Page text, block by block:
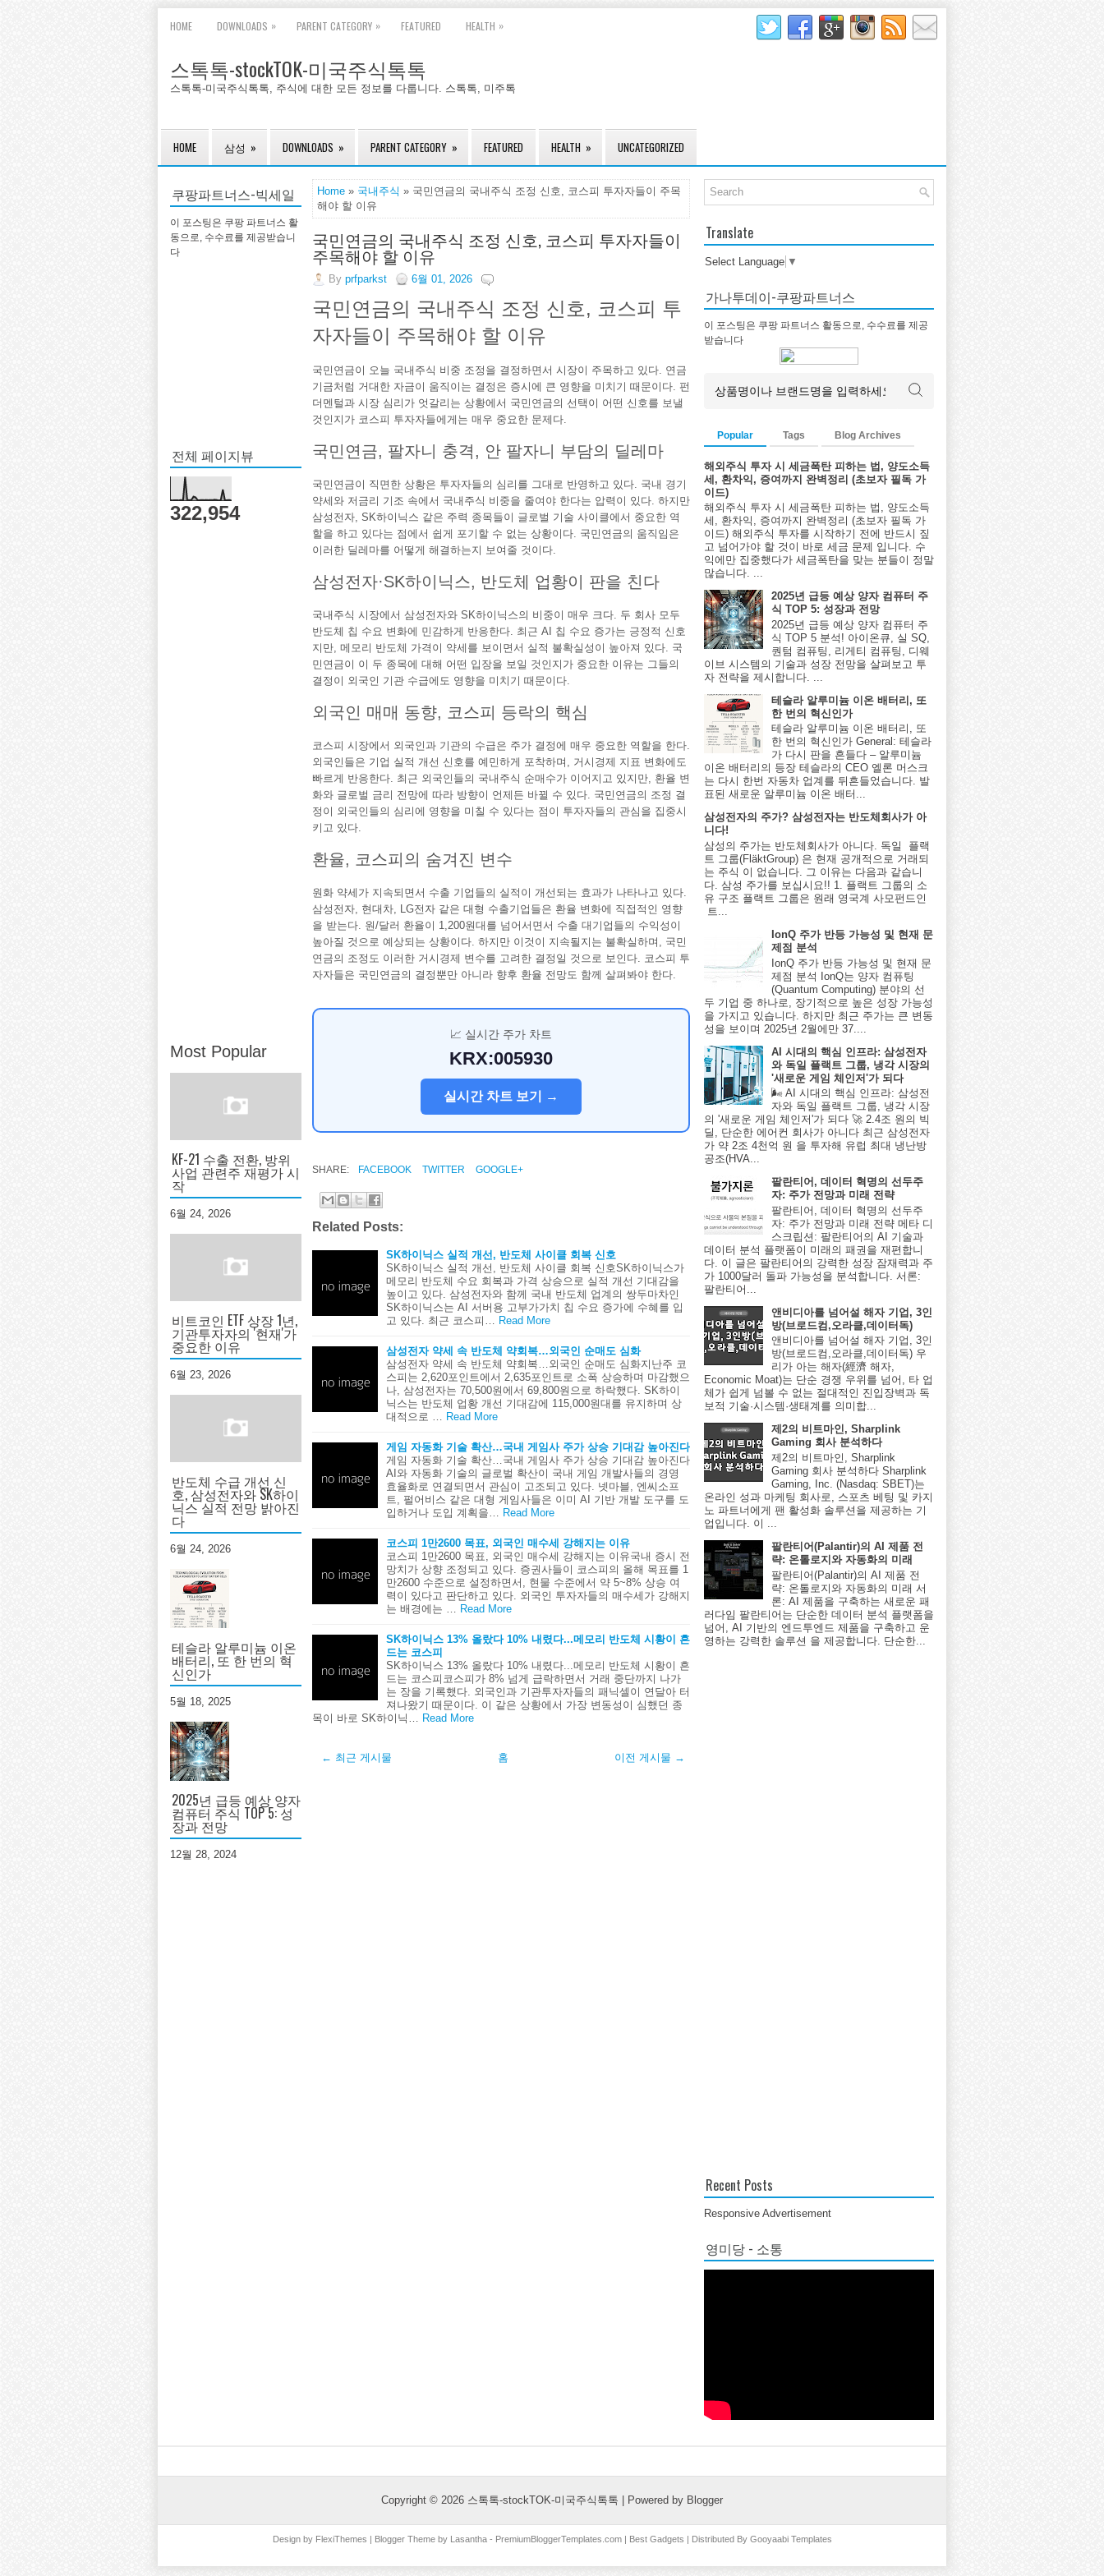
HOME DOWNLOADS » PARENT CATEGORY » FEATURED HEALTH »
스톡톡-stockTOK-미국주식톡톡
스톡톡-미국주식톡톡, 주식에 대한 모든 정보를 다룹니다. 스톡톡, 미주톡
HOME 삼성 » DOWNLOADS » PARENT CATEGORY » FEATURED HEALTH » UNCATEGORIZED
쿠팡파트너스-빅세일
이 포스팅은 쿠팡 파트너스 활
동으로, 수수료를 제공받습니
다
전체 페이지뷰
322,954
Most Popular
KF-21 수출 전환, 방위
사업 관련주 재평가 시
작
6월 24, 2026
비트코인 ETF 상장 1년,
기관투자자의 '현재'가
중요한 이유
6월 23, 2026
반도체 수급 개선 신
호, 삼성전자와 SK하이
닉스 실적 전망 밝아진
다
6월 24, 2026
테슬라 알루미늄 이온
배터리, 또 한 번의 혁
신인가
5월 18, 2025
2025년 급등 예상 양자
컴퓨터 주식 TOP 5: 성
장과 전망
12월 28, 2024
Home » 국내주식 » 국민연금의 국내주식 조정 신호, 코스피 투자자들이 주목
해야 할 이유
국민연금의 국내주식 조정 신호, 코스피 투자자들이
주목해야 할 이유
By prfparkst 6월 01, 2026
국민연금의 국내주식 조정 신호, 코스피 투
자자들이 주목해야 할 이유
국민연금이 오늘 국내주식 비중 조정을 결정하면서 시장이 주목하고 있다. 연금
기금처럼 거대한 자금이 움직이는 결정은 증시에 큰 영향을 미치기 때문이다. 펀
더멘털과 시장 심리가 엇갈리는 상황에서 국민연금의 선택이 어떤 신호를 보낼
것인지가 코스피 투자자들에게는 매우 중요한 문제다.
국민연금, 팔자니 충격, 안 팔자니 부담의 딜레마
국민연금이 직면한 상황은 투자자들의 심리를 그대로 반영하고 있다. 국내 경기
약세와 저금리 기조 속에서 국내주식 비중을 줄여야 한다는 압력이 있다. 하지만
삼성전자, SK하이닉스 같은 주력 종목들이 글로벌 기술 사이클에서 중요한 역
할을 하고 있다는 점에서 쉽게 포기할 수 없는 상황이다. 국민연금의 움직임은
이러한 딜레마를 어떻게 해결하는지 보여줄 것이다.
삼성전자·SK하이닉스, 반도체 업황이 판을 친다
국내주식 시장에서 삼성전자와 SK하이닉스의 비중이 매우 크다. 두 회사 모두
반도체 칩 수요 변화에 민감하게 반응한다. 최근 AI 칩 수요 증가는 긍정적 신호
지만, 메모리 반도체 가격이 약세를 보이면서 실적 불확실성이 높아져 있다. 국
민연금이 이 두 종목에 대해 어떤 입장을 보일 것인지가 중요한 이유는 그들의
결정이 외국인 기관 수급에도 영향을 미치기 때문이다.
외국인 매매 동향, 코스피 등락의 핵심
코스피 시장에서 외국인과 기관의 수급은 주가 결정에 매우 중요한 역할을 한다.
외국인들은 기업 실적 개선 신호를 예민하게 포착하며, 거시경제 지표 변화에도
빠르게 반응한다. 최근 외국인들의 국내주식 순매수가 이어지고 있지만, 환율 변
화와 글로벌 금리 전망에 따라 방향이 언제든 바뀔 수 있다. 국민연금의 조정 결
정이 외국인들의 심리에 영향을 미칠 수 있다는 점이 투자자들의 관심을 집중시
키고 있다.
환율, 코스피의 숨겨진 변수
원화 약세가 지속되면서 수출 기업들의 실적이 개선되는 효과가 나타나고 있다.
삼성전자, 현대차, LG전자 같은 대형 수출기업들은 환율 변화에 직접적인 영향
을 받는다. 원/달러 환율이 1,200원대를 넘어서면서 수출 대기업들의 수익성이
높아질 것으로 예상되는 상황이다. 하지만 이것이 지속될지는 불확실하며, 국민
연금의 조정도 이러한 거시경제 변수를 고려한 결정일 것으로 보인다. 코스피 투
자자들은 국민연금의 결정뿐만 아니라 향후 환율 전망도 함께 살펴봐야 한다.
📈 실시간 주가 차트
KRX:005930
실시간 차트 보기 →
SHARE: FACEBOOK TWITTER GOOGLE+
Related Posts:
SK하이닉스 실적 개선, 반도체 사이클 회복 신호
SK하이닉스 실적 개선, 반도체 사이클 회복 신호SK하이닉스가
메모리 반도체 수요 회복과 가격 상승으로 실적 개선 기대감을
높이고 있다. 삼성전자와 함께 국내 반도체 업계의 쌍두마차인
SK하이닉스는 AI 서버용 고부가가치 칩 수요 증가에 수혜를 입
고 있다. 최근 코스피…
Read More
삼성전자 약세 속 반도체 약회복…외국인 순매도 심화
삼성전자 약세 속 반도체 약회복…외국인 순매도 심화지난주 코
스피는 2,620포인트에서 2,635포인트로 소폭 상승하며 마감했으
나, 삼성전자는 70,500원에서 69,800원으로 하락했다. SK하이
닉스는 반도체 업황 개선 기대감에 115,000원대를 유지하며 상
대적으로 …
Read More
게임 자동화 기술 확산…국내 게임사 주가 상승 기대감 높아진다
게임 자동화 기술 확산…국내 게임사 주가 상승 기대감 높아진다
AI와 자동화 기술의 글로벌 확산이 국내 게임 개발사들의 경영
효율화로 연결되면서 관심이 고조되고 있다. 넷마블, 엔씨소프
트, 펄어비스 같은 대형 게임사들은 이미 AI 기반 개발 도구를 도
입하거나 도입 계획을…
Read More
코스피 1만2600 목표, 외국인 매수세 강해지는 이유
코스피 1만2600 목표, 외국인 매수세 강해지는 이유국내 증시 전
망치가 상향 조정되고 있다. 증권사들이 코스피의 올해 목표를 1
만2600 수준으로 설정하면서, 현물 수준에서 약 5~8% 상승 여
력이 있다고 판단하고 있다. 외국인 투자자들의 매수세가 강해지
는 배경에는 …
Read More
SK하이닉스 13% 올랐다 10% 내렸다...메모리 반도체 시황이 흔
드는 코스피
SK하이닉스 13% 올랐다 10% 내렸다...메모리 반도체 시황이 흔
드는 코스피코스피가 8% 넘게 급락하면서 거래 중단까지 나가
는 장을 기록했다. 외국인과 기관투자자들의 패닉셀이 연달아 터
져나왔기 때문이다. 이 같은 상황에서 가장 변동성이 심했던 종
목이 바로 SK하이닉…
Read More
← 최근 게시물 이전 게시물 →
홈
Translate
Select Language ▼
가나투데이-쿠팡파트너스
이 포스팅은 쿠팡 파트너스 활동으로, 수수료를 제공
받습니다
Popular Tags Blog Archives
해외주식 투자 시 세금폭탄 피하는 법, 양도소득
세, 환차익, 증여까지 완벽정리 (초보자 필독 가
이드)
해외주식 투자 시 세금폭탄 피하는 법, 양도소득
세, 환차익, 증여까지 완벽정리 (초보자 필독 가
이드) 해외주식 투자를 시작하기 전에 반드시 짚
고 넘어가야 할 것이 바로 세금 문제 입니다. 수
익에만 집중했다가 세금폭탄을 맞는 분들이 정말
많습니다. ...
2025년 급등 예상 양자 컴퓨터 주
식 TOP 5: 성장과 전망
2025년 급등 예상 양자 컴퓨터 주
식 TOP 5 분석! 아이온큐, 실 SQ,
퀀텀 컴퓨팅, 리게티 컴퓨팅, 디웨
이브 시스템의 기술과 성장 전망을 살펴보고 투
자 전략을 제시합니다. ...
테슬라 알루미늄 이온 배터리, 또
한 번의 혁신인가
테슬라 알루미늄 이온 배터리, 또
한 번의 혁신인가 General: 테슬라
가 다시 판을 흔들다 – 알루미늄
이온 배터리의 등장 테슬라의 CEO 엘론 머스크
는 다시 한번 자동차 업계를 뒤흔들었습니다. 발
표된 새로운 알루미늄 이온 배터...
삼성전자의 주가? 삼성전자는 반도체회사가 아
니다!
삼성의 주가는 반도체회사가 아니다. 독일 플랙
트 그룹(FläktGroup) 은 현재 공개적으로 거래되
는 주식 이 없습니다. 그 이유는 다음과 같습니
다. 삼성 주가를 보십시요!! 1. 플랙트 그룹의 소
유 구조 플랙트 그룹은 원래 영국계 사모펀드인
트...
IonQ 주가 반등 가능성 및 현재 문
제점 분석
IonQ 주가 반등 가능성 및 현재 문
제점 분석 IonQ는 양자 컴퓨팅
(Quantum Computing) 분야의 선
두 기업 중 하나로, 장기적으로 높은 성장 가능성
을 가지고 있습니다. 하지만 최근 주가는 큰 변동
성을 보이며 2025년 2월에만 37....
AI 시대의 핵심 인프라: 삼성전자
와 독일 플랙트 그룹, 냉각 시장의
'새로운 게임 체인저'가 되다
🌬️ AI 시대의 핵심 인프라: 삼성전
자와 독일 플랙트 그룹, 냉각 시장
의 '새로운 게임 체인저'가 되다 🚀 2.4조 원의 빅
딜, 단순한 에어컨 회사가 아니다 최근 삼성전자
가 약 2조 4천억 원 을 투자해 유럽 최대 냉난방
공조(HVA...
팔란티어, 데이터 혁명의 선두주
자: 주가 전망과 미래 전략
팔란티어, 데이터 혁명의 선두주
자: 주가 전망과 미래 전략 메타 디
스크립션: 팔란티어의 AI 기술과
데이터 분석 플랫폼이 미래의 패권을 재편합니
다. 이 글은 팔란티어의 강력한 성장 잠재력과 주
가 1000달러 돌파 가능성을 분석합니다. 서론:
팔란티어...
앤비디아를 넘어설 해자 기업, 3인
방(브로드컴,오라클,데이터독)
앤비디아를 넘어설 해자 기업, 3인
방(브로드컴,오라클,데이터독) 우
리가 아는 해자(經濟 해자,
Economic Moat)는 단순 경쟁 우위를 넘어, 타 업
체가 쉽게 넘볼 수 없는 절대적인 진입장벽과 독
보적 기술·시스템·생태계를 의미합...
제2의 비트마인, Sharplink
Gaming 회사 분석하다
제2의 비트마인, Sharplink
Gaming 회사 분석하다 Sharplink
Gaming, Inc. (Nasdaq: SBET)는
온라인 성과 마케팅 회사로, 스포츠 베팅 및 카지
노 파트너에게 팬 활성화 솔루션을 제공하는 기
업입니다. 이 ...
팔란티어(Palantir)의 AI 제품 전
략: 온톨로지와 자동화의 미래
팔란티어(Palantir)의 AI 제품 전
략: 온톨로지와 자동화의 미래 서
론: AI 제품을 구축하는 새로운 패
러다임 팔란티어는 단순한 데이터 분석 플랫폼을
넘어, AI 기반의 엔드투엔드 제품을 구축하고 운
영하는 강력한 솔루션 을 제공합니다. 단순한...
Recent Posts
Responsive Advertisement
영미당 - 소통
Copyright © 2026 스톡톡-stockTOK-미국주식톡톡 | Powered by Blogger
Design by FlexiThemes | Blogger Theme by Lasantha- PremiumBloggerTemplates.com| Best Gadgets | Distributed By Gooyaabi Templates